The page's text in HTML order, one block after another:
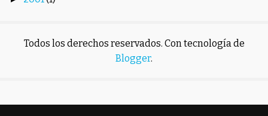
Todos los derechos reservados. Con tecnología de
Blogger.